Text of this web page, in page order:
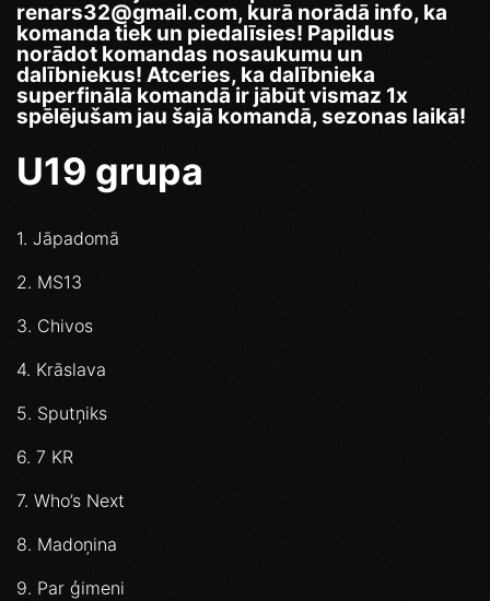
renars32@gmail.com, kurā norādā info, ka
komanda tiek un piedalīsies! Papildus
norādot komandas nosaukumu un
dalībniekus! Atceries, ka dalībnieka
superfinālā komandā ir jābūt vismaz 1x
spēlējušam jau šajā komandā, sezonas laikā!
U19 grupa
1. Jāpadomā
2. MS13
3. Chivos
4. Krāslava
5. Sputņiks
6. 7 KR
7. Who’s Next
8. Madoņina
9. Par ģimeni